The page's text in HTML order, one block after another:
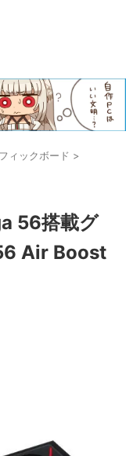
ィックボード >
56搭載グ
Air Boost